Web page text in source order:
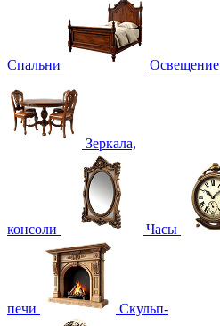
Спальни Освещение
Зеркала,
консоли Часы
печи Скульп-